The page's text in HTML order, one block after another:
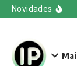
Ir para o conteúdo
Novidades
Uber Freight –